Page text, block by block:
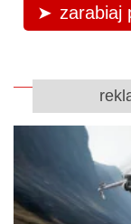
zarabiaj